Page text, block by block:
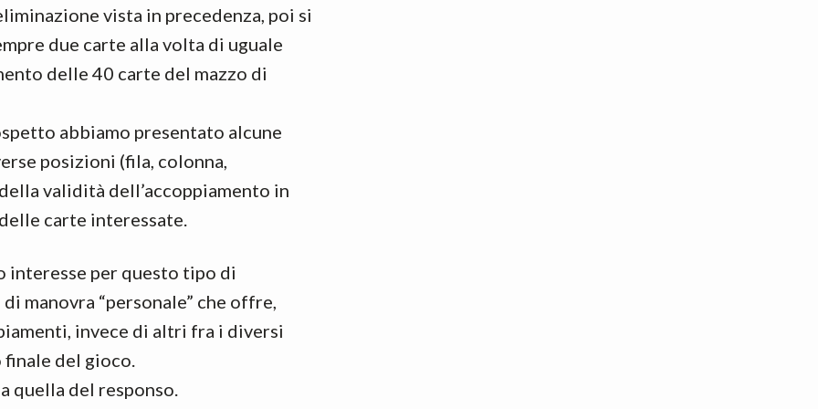
vista in precedenza, poi si
due carte alla volta di uguale
delle 40 carte del mazzo di
abbiamo presentato alcune
posizioni (fila, colonna,
validità dell’accoppiamento in
carte interessate.
interesse per questo tipo di
manovra “personale” che offre,
invece di altri fra i diversi
del gioco.
quella del responso.